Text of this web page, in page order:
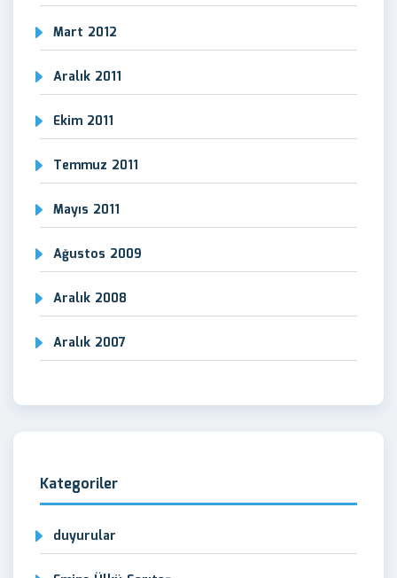
Mart 2012
Aralık 2011
Ekim 2011
Temmuz 2011
Mayıs 2011
Ağustos 2009
Aralık 2008
Aralık 2007
Kategoriler
duyurular